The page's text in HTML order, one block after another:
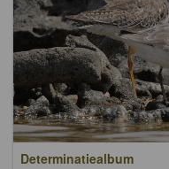
Determinatiealbum